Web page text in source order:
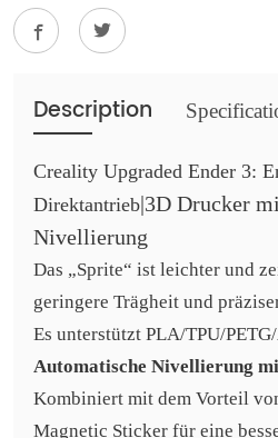
Description
Creality Upgraded Ender 3:
Direktantrieb|3D Drucker
Nivellierung
Das „Sprite“ ist leichter und
geringere Trägheit und
Es unterstützt PLA/TPU/
Automatische Nivellierung
Kombiniert mit dem Vorteil
Magnetic Sticker für eine